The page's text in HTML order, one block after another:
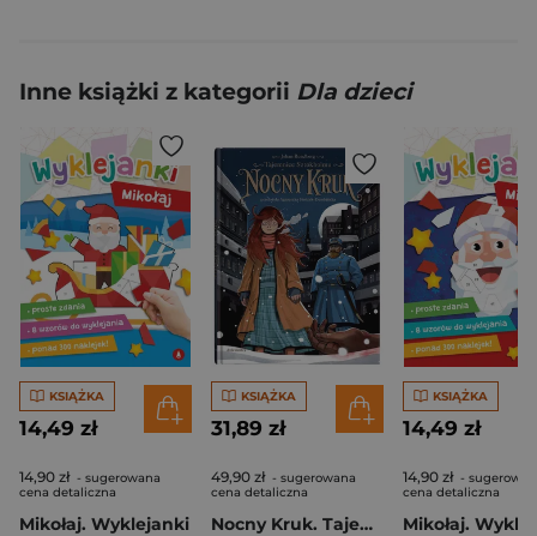
Inne książki z kategorii Dla dzieci
KSIĄŻKA
14,49 zł
14,90 zł - sugerowana
cena detaliczna
Mikołaj. Wyklejanki
KSIĄŻKA
31,89 zł
49,90 zł - sugerowana
cena detaliczna
Nocny Kruk. Tajemnice Sztokholmu
KSIĄŻKA
14,49 zł
14,90 zł -
cena detaliczna
Mikołaj.